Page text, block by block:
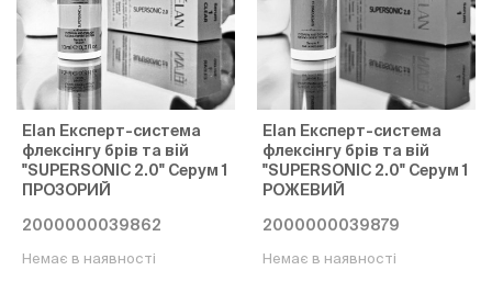
Elan Експерт-система
флексінгу брів та вій
"SUPERSONIC 2.0" Cерум 1
ПРОЗОРИЙ
2000000039862
Немає в наявності
Elan Експерт-система
флексінгу брів та вій
"SUPERSONIC 2.0" Cерум 1
РОЖЕВИЙ
2000000039879
Немає в наявності